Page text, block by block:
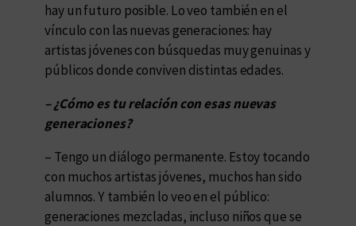
hay un futuro posible. Lo veo también en el
vínculo con las nuevas generaciones: hay
artistas jóvenes con búsquedas muy genuinas y
públicos donde conviven distintas edades.
– ¿Cómo es tu relación con esas nuevas
generaciones?
– Tengo un diálogo permanente. Estoy tocando
con muchos artistas jóvenes, muchos han sido
alumnos. Y también lo veo en el público:
generaciones mezcladas, incluso niños que se